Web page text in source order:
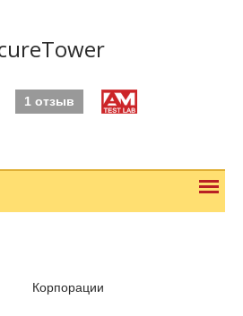
1 отзыв
Корпорации